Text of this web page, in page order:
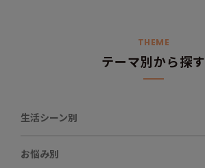
THEME
テーマ別から探す
生活シーン別
お悩み別